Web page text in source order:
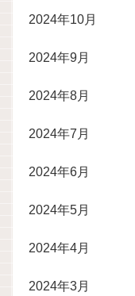
2024年10月
2024年9月
2024年8月
2024年7月
2024年6月
2024年5月
2024年4月
2024年3月